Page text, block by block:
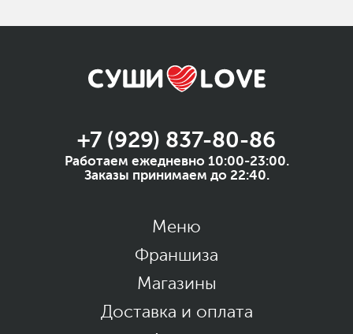
+7 (929) 837-80-86
Работаем ежедневно 10:00-23:00.
Заказы принимаем до 22:40.
Меню
Франшиза
Магазины
Доставка и оплата